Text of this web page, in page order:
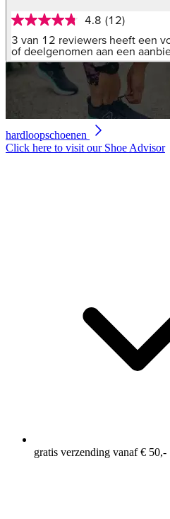
4.8
van
5
sterren,
gemiddelde
scorewaarde.
Reviews.
paginalink.
4.8 (12)
3 van 12 reviewers heeft een
of deelgenomen aan een
hardloopschoenen
Click here to visit our Shoe Advisor
gratis verzending vanaf € 50,-